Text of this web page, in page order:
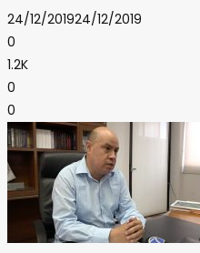
24/12/201924/12/2019
0
1.2K
0
0